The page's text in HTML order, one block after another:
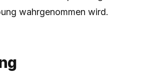
wahrgenommen wird.